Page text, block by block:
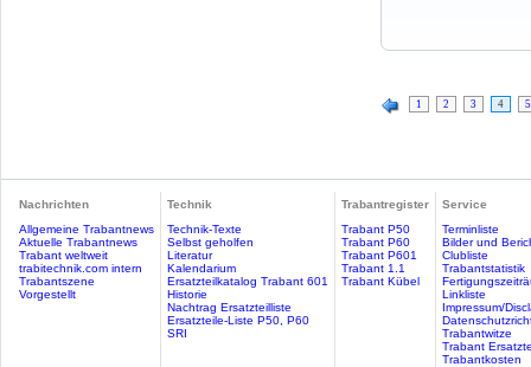
1 2 3 4 5
Nachrichten
Allgemeine Trabantnews
Aktuelle Trabantnews
Trabant weltweit
trabitechnik.com intern
Trabantszene
Vorgestellt
Technik
Technik-Texte
Selbst geholfen
Literatur
Kalendarium
Ersatzteilkatalog Trabant 601
Historie
Nachtrag Ersatzteilliste
Ersatzteile-Liste P50, P60
SRI
Trabantregister
Trabant P50
Trabant P60
Trabant P601
Trabant 1.1
Trabant Kübel
Service
Terminliste
Bilder und
Clubliste
Trabantstatistik
Linkliste
Impressum/
Trabantwitze
Trabant
Trabantkosten